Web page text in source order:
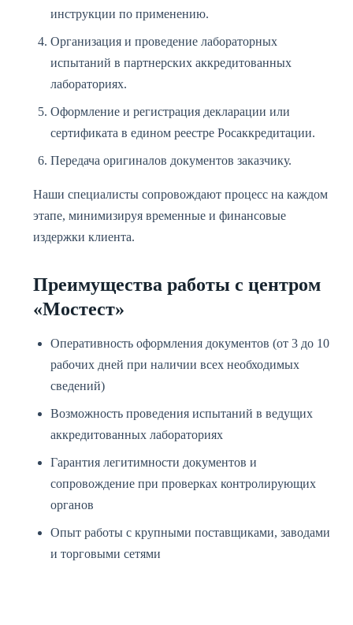
инструкции по применению.
Организация и проведение лабораторных
испытаний в партнерских аккредитованных
лабораториях.
Оформление и регистрация декларации или
сертификата в едином реестре Росаккредитации.
Передача оригиналов документов заказчику.
Наши специалисты сопровождают процесс на каждом
этапе, минимизируя временные и финансовые
издержки клиента.
Преимущества работы с центром
«Мостест»
Оперативность оформления документов (от 3 до 10
рабочих дней при наличии всех необходимых
сведений)
Возможность проведения испытаний в ведущих
аккредитованных лабораториях
Гарантия легитимности документов и
сопровождение при проверках контролирующих
органов
Опыт работы с крупными поставщиками, заводами
и торговыми сетями